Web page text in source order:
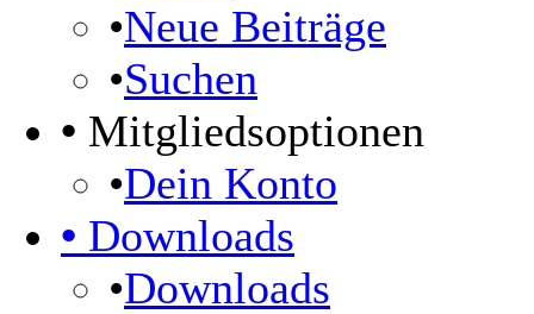
•Neue Beiträge
•Suchen
• Mitgliedsoptionen
•Dein Konto
• Downloads
•Downloads